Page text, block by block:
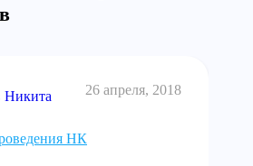
Никита 26 апреля, 2018
НК